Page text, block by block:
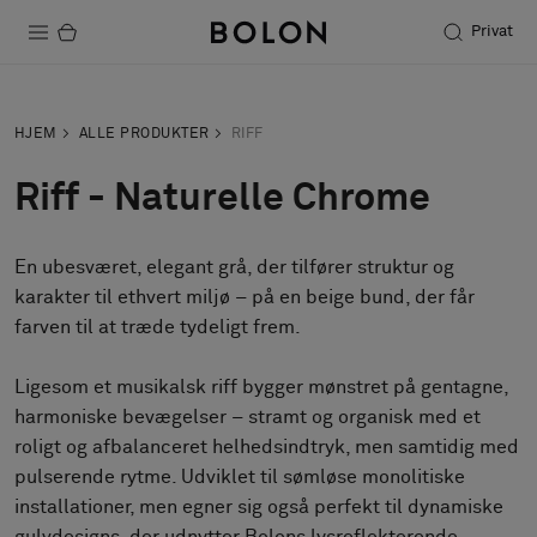
Privat
Bæredygtighed
Installation
Vedligeholdelse
Designersamarbejder
Stories
FAQ
HJEM ALLE PRODUKTER RIFF
Riff - Naturelle Chrome
En ubesværet, elegant grå, der tilfører struktur og
karakter til ethvert miljø – på en beige bund, der får
farven til at træde tydeligt frem.
Ligesom et musikalsk riff bygger mønstret på gentagne,
harmoniske bevægelser – stramt og organisk med et
roligt og afbalanceret helhedsindtryk, men samtidig med
pulserende rytme. Udviklet til sømløse monolitiske
installationer, men egner sig også perfekt til dynamiske